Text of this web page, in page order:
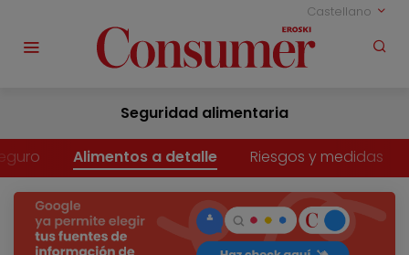
Castellano
Seguridad alimentaria
Alimentos a detalle Riesgos y medidas